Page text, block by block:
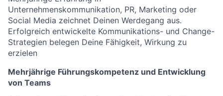
Unternehmenskommunikation, PR, Marketing oder
Social Media zeichnet Deinen Werdegang aus.
Erfolgreich entwickelte Kommunikations- und Change-
Strategien belegen Deine Fähigkeit, Wirkung zu
erzielen
Mehrjährige Führungskompetenz und Entwicklung
von Teams